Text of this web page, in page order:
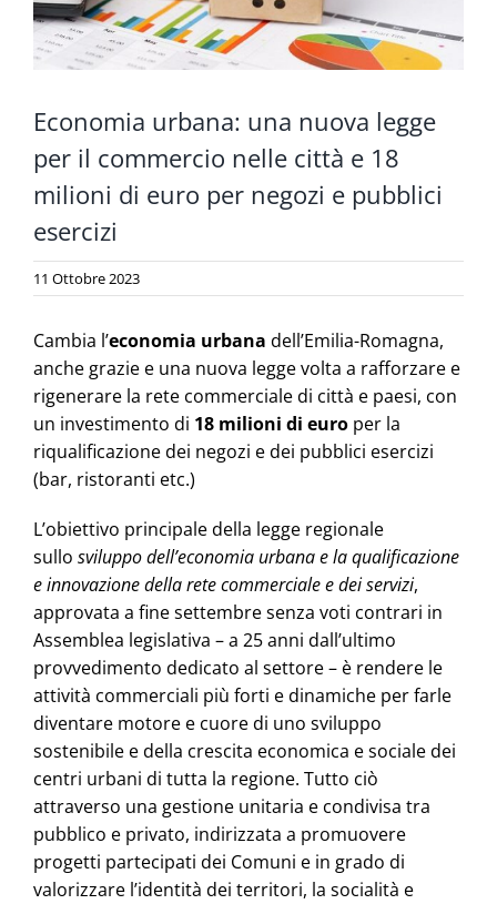
Economia urbana: una nuova legge
per il commercio nelle città e 18
milioni di euro per negozi e pubblici
esercizi
11 Ottobre 2023
Cambia l’economia urbana dell’Emilia-Romagna,
anche grazie e una nuova legge volta a rafforzare e
rigenerare la rete commerciale di città e paesi, con
un investimento di 18 milioni di euro per la
riqualificazione dei negozi e dei pubblici esercizi
(bar, ristoranti etc.)
L’obiettivo principale della legge regionale
sullo sviluppo dell’economia urbana e la qualificazione
e innovazione della rete commerciale e dei servizi,
approvata a fine settembre senza voti contrari in
Assemblea legislativa – a 25 anni dall’ultimo
provvedimento dedicato al settore – è rendere le
attività commerciali più forti e dinamiche per farle
diventare motore e cuore di uno sviluppo
sostenibile e della crescita economica e sociale dei
centri urbani di tutta la regione. Tutto ciò
attraverso una gestione unitaria e condivisa tra
pubblico e privato, indirizzata a promuovere
progetti partecipati dei Comuni e in grado di
valorizzare l’identità dei territori, la socialità e